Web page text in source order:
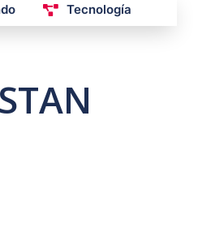
Tecnología